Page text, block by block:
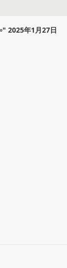
" 2025年1月27日